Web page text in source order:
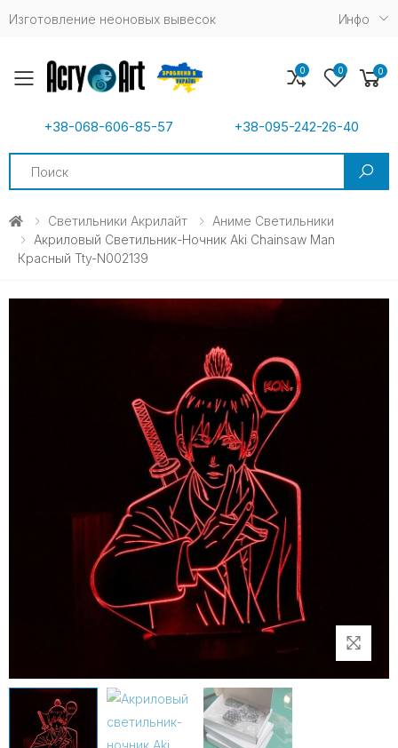
Изготовление неоновых вывесок Инфо
Toggle mobile menu
+38-068-606-85-57 +38-095-242-26-40
0 0 0
Светильники Акрилайт
Аниме Светильники
Акриловый Светильник-Ночник Aki Chainsaw Man
Красный Tty-N002139